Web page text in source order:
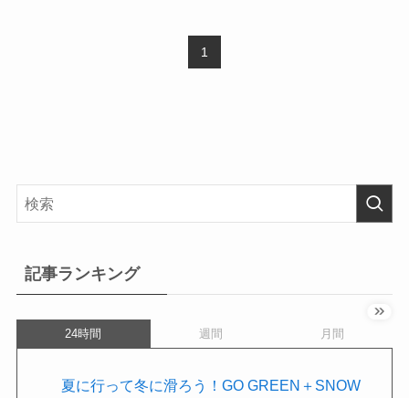
1
記事ランキング
24時間 週間 月間
夏に行って冬に滑ろう！GO GREEN＋SNOW